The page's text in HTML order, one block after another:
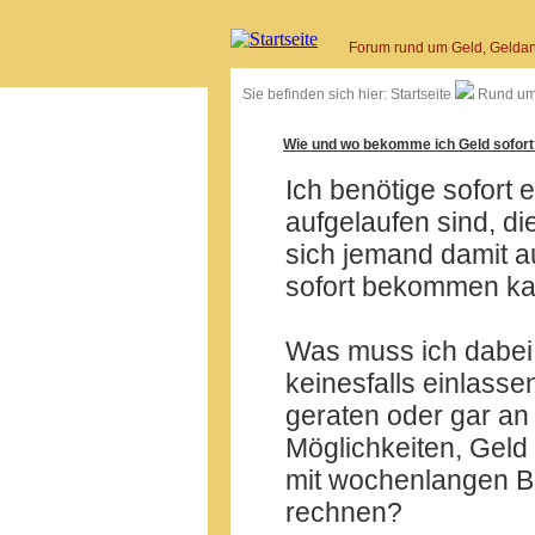
Forum rund um Geld,
Sie befinden sich hier: Startseite Rund
Wie und wo bekomme ich Geld
Ich benötige sofort
aufgelaufen sind,
sich jemand damit
sofort bekommen
Was muss ich
keinesfalls
geraten oder gar
Möglichkeiten,
mit wochenlangen
rechnen?